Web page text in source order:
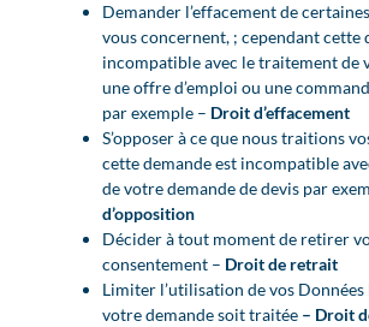
Demander l’effacement de
vous concernent, ; cependant cette
incompatible avec le traitement de
une offre d’emploi ou une
par exemple – Droit d’effacement
S’opposer à ce que nous traitions
cette demande est incompatible
de votre demande de devis par
d’opposition
Décider à tout moment de retirer
consentement – Droit de retrait
Limiter l’utilisation de vos Données
votre demande soit traitée – Droit